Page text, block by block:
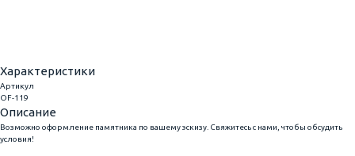
Характеристики
Артикул
OF-119
Описание
Возможно оформление памятника по вашему эскизу. Свяжитесь с нами, чтобы обсудить
условия!